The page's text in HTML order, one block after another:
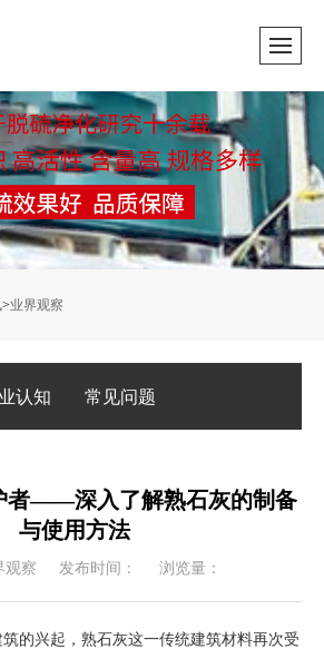
>业界观察
认知 常见问题
者——深入了解熟石灰的制备
与使用方法
观察 发布时间：2024-06-04 浏览量：1700
的兴起，熟石灰这一传统建筑材料再次受